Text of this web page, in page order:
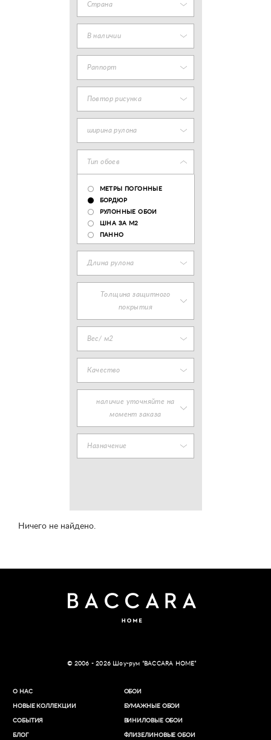
Страна
В наличии
Раппорт
Повтор рисунка
ширина рулона
Тип обоев
МЕТРЫ ПОГОННЫЕ
БОРДЮР
РУЛОННЫЕ ОБОИ
ЦІНА ЗА М2
ПАННО
Длина рулона
Толщина защитного
покрытия
Вес/ м2
Качество
наличие уточняйте на
момент заказа
Назначение
Ничего не найдено.
© 2006 - 2026 Шоу-рум “BACCARA HOME”
О НАС
НОВЫЕ КОЛЛЕКЦИИ
СОБЫТИЯ
БЛОГ
ОБОИ
БУМАЖНЫЕ ОБОИ
ВИНИЛОВЫЕ ОБОИ​
ФЛИЗЕЛИНОВЫЕ ОБОИ